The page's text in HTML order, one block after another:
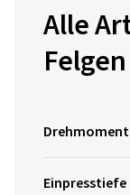
Alle
Felgen
Einpresstiefe